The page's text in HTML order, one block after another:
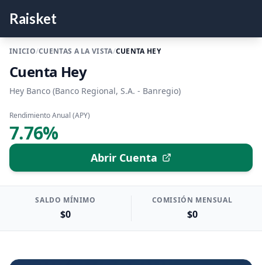
Raisket
INICIO/CUENTAS A LA VISTA/CUENTA HEY
Cuenta Hey
Hey Banco (Banco Regional, S.A. - Banregio)
Rendimiento Anual (APY)
7.76%
Abrir Cuenta
SALDO MÍNIMO
$0
COMISIÓN MENSUAL
$0